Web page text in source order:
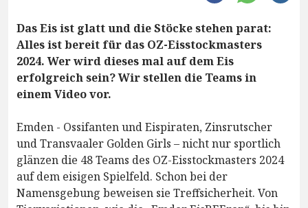
Das Eis ist glatt und die Stöcke stehen parat:
Alles ist bereit für das OZ-Eisstockmasters
2024. Wer wird dieses mal auf dem Eis
erfolgreich sein? Wir stellen die Teams in
einem Video vor.
Emden - Ossifanten und Eispiraten, Zinsrutscher
und Transvaaler Golden Girls – nicht nur sportlich
glänzen die 48 Teams des OZ-Eisstockmasters 2024
auf dem eisigen Spielfeld. Schon bei der
Namensgebung beweisen sie Treffsicherheit. Von